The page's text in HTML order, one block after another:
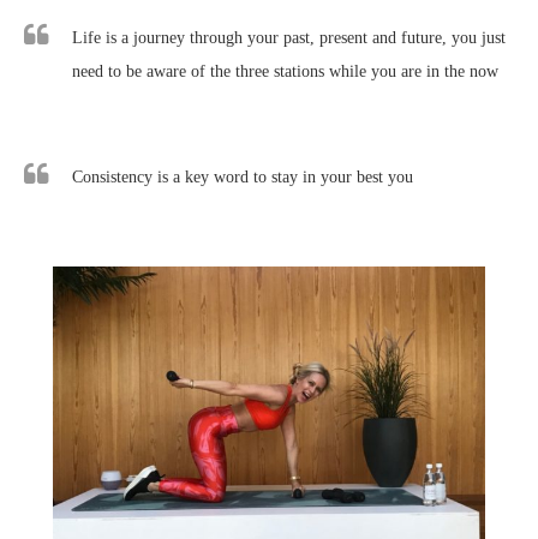
Life is a journey through your past, present and future, you just
need to be aware of the three stations while you are in the now
Consistency is a key word to stay in your best you